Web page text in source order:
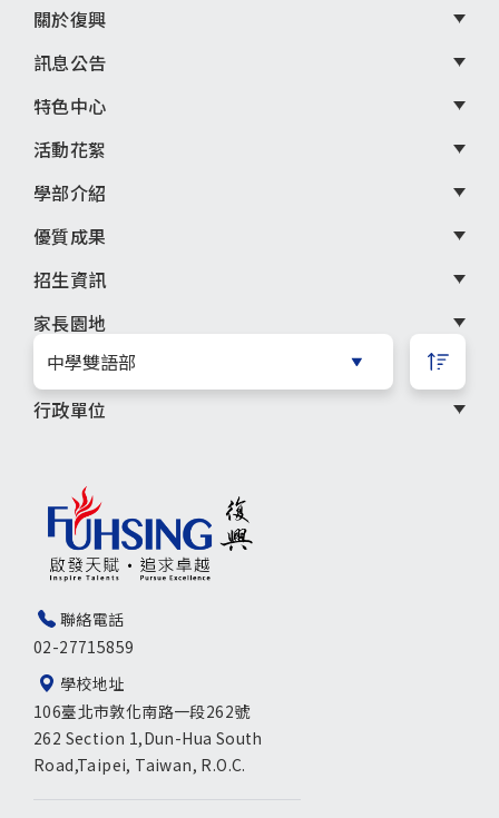
聯絡電話
02-27715859
學校地址
106臺北市敦化南路一段262號
262 Section 1,Dun-Hua South
Road,Taipei, Taiwan, R.O.C.
頁
尾
選
單
關於復興
訊息公告
特色中心
活動花絮
學部介紹
優質成果
招生資訊
家長園地
復興之友
行政單位